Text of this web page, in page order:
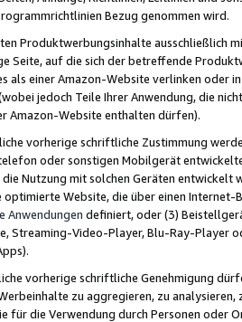
Bezug genommen wird.
Produktwerbungsinhalte ausschließlich
Seite, auf die sich der betreffende
als einer Amazon-Website verlinken oder
jedoch Teile Ihrer Anwendung, die
Amazon-Website enthalten dürfen).
vorherige schriftliche Zustimmung
oder sonstigen Mobilgerät
Nutzung mit solchen Geräten
Website, die über einen
Anwendungen definiert, oder (3)
Streaming-Video-Player, Blu-Ray-Player
vorherige schriftliche Genehmigung
zu aggregieren, zu
für die Verwendung durch Personen